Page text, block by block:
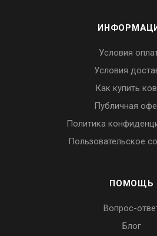
Условия
Условия
Как купить
Публичная
Политика
Пользовательское
ПОМОЩЬ
Вопрос-
Блог